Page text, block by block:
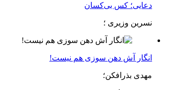
دعایی؛ کس بی‌کسان
نسرین وزیری ؛
انگار آش دهن سوزی هم نیست!
مهدی بذرافکن؛